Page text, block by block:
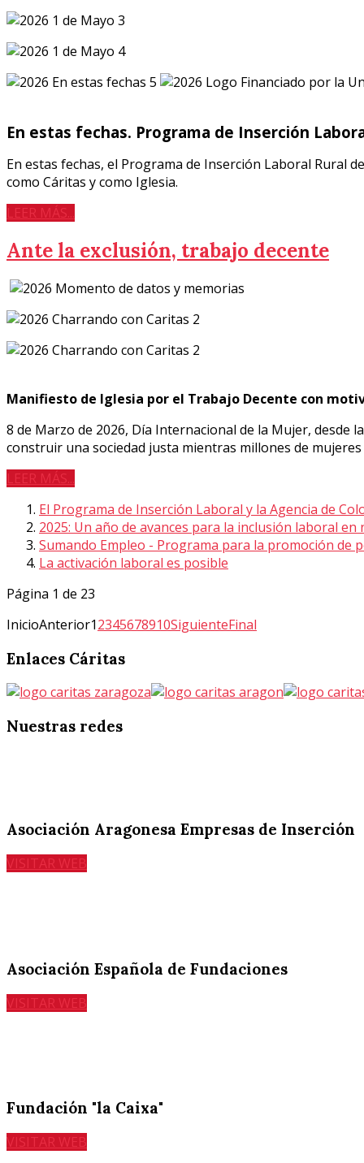
En estas fechas. Programa de Inserción
En estas fechas, el Programa de Inserción Laboral Rural
como Cáritas y como Iglesia.
LEER MÁS...
Ante la exclusión, trabajo decente
Manifiesto de Iglesia por el Trabajo Decente con
8 de Marzo de 2026, Día Internacional de la Mujer,
construir una sociedad justa mientras millones de
LEER MÁS...
El Programa de Inserción Laboral y la Agencia de
2025: Un año de avances para la inclusión laboral en
Sumando Empleo - Programa para la promoción de
La activación laboral es posible
Página 1 de 23
InicioAnterior12345678910SiguienteFinal
Enlaces Cáritas
Nuestras redes
Asociación Aragonesa Empresas de Inserción
VISITAR WEB
Asociación Española de Fundaciones
VISITAR WEB
Fundación "la Caixa"
VISITAR WEB